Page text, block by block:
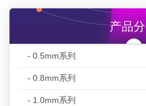
产品
- 0.5mm系列
- 0.8mm系列
- 1.0mm系列